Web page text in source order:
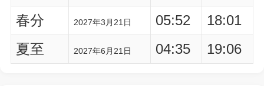
春分
2027年3月21日 05:52
18:01
夏至
2027年6月21日 04:35 19:06